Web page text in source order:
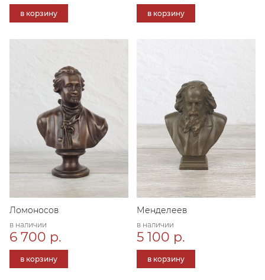
в корзину в корзину
Ломоносов
в наличии
6 700 р.
в корзину
Менделеев
в наличии
5 100 р.
в корзину